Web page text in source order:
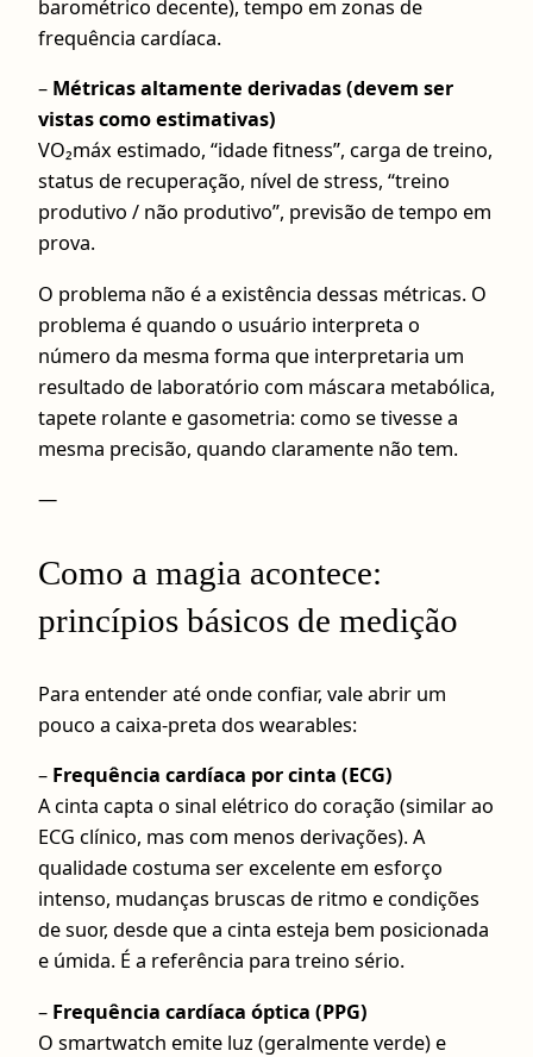
barométrico decente), tempo em zonas de
frequência cardíaca.
– Métricas altamente derivadas (devem ser
vistas como estimativas)
VO₂máx estimado, “idade fitness”, carga de treino,
status de recuperação, nível de stress, “treino
produtivo / não produtivo”, previsão de tempo em
prova.
O problema não é a existência dessas métricas. O
problema é quando o usuário interpreta o
número da mesma forma que interpretaria um
resultado de laboratório com máscara metabólica,
tapete rolante e gasometria: como se tivesse a
mesma precisão, quando claramente não tem.
—
Como a magia acontece:
princípios básicos de medição
Para entender até onde confiar, vale abrir um
pouco a caixa-preta dos wearables:
– Frequência cardíaca por cinta (ECG)
A cinta capta o sinal elétrico do coração (similar ao
ECG clínico, mas com menos derivações). A
qualidade costuma ser excelente em esforço
intenso, mudanças bruscas de ritmo e condições
de suor, desde que a cinta esteja bem posicionada
e úmida. É a referência para treino sério.
– Frequência cardíaca óptica (PPG)
O smartwatch emite luz (geralmente verde) e